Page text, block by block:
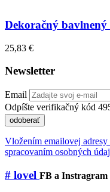
Dekoračný
25,83 €
Newsletter
Email
Odpíšte verifikačný kód
odoberať
Vložením emailovej
spracovaním osobných
# lovel FB a Instragram